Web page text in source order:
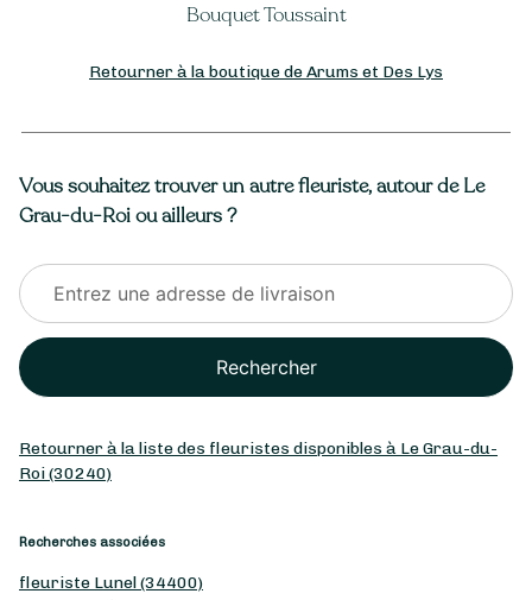
Bouquet Toussaint
Retourner à la boutique de Arums et Des Lys
Vous souhaitez trouver un autre fleuriste, autour de Le
Grau-du-Roi ou ailleurs ?
Rechercher
Retourner à la liste des fleuristes disponibles à Le Grau-du-
Roi (30240)
Recherches associées
fleuriste Lunel (34400)